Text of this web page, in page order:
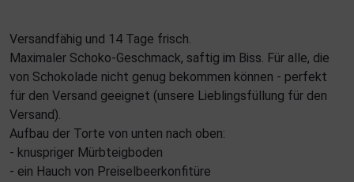
Versandfähig und 14 Tage frisch.
Maximaler Schoko-Geschmack, saftig im Biss. Für alle, die
von Schokolade nicht genug bekommen können - perfekt
für den Versand geeignet (unsere Lieblingsfüllung für den
Versand).
Aufbau der Torte von unten nach oben:
- knuspriger Mürbteigboden
- ein Hauch von Preiselbeerkonfitüre